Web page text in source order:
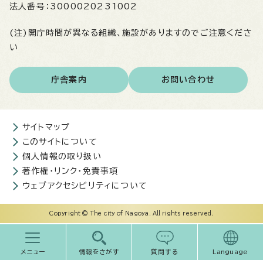
メニュー 情報をさがす 質問する Language
法人番号： 3000020231002
(注)開庁時間が異なる組織、施設がありますのでご注意くださ
い
庁舎案内 お問い合わせ
サイトマップ
このサイトについて
個人情報の取り扱い
著作権・リンク・免責事項
ウェブアクセシビリティについて
Copyright © The city of Nagoya. All rights reserved.